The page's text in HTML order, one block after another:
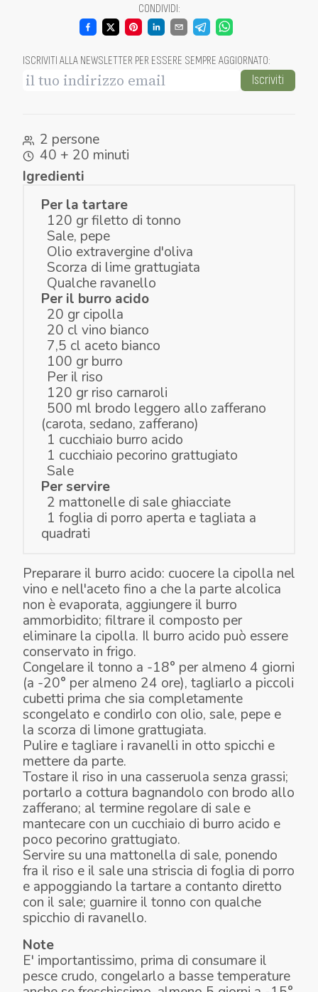
CONDIVIDI:
ISCRIVITI ALLA NEWSLETTER PER ESSERE SEMPRE AGGIORNATO:
Iscriviti
2 persone
40 + 20 minuti
Igredienti
Per la tartare
120 gr filetto di tonno
Sale, pepe
Olio extravergine d'oliva
Scorza di lime grattugiata
Qualche ravanello
Per il burro acido
20 gr cipolla
20 cl vino bianco
7,5 cl aceto bianco
100 gr burro
Per il riso
120 gr riso carnaroli
500 ml brodo leggero allo zafferano
(carota, sedano, zafferano)
1 cucchiaio burro acido
1 cucchiaio pecorino grattugiato
Sale
Per servire
2 mattonelle di sale ghiacciate
1 foglia di porro aperta e tagliata a
quadrati
Preparare il burro acido: cuocere la cipolla nel
vino e nell'aceto fino a che la parte alcolica
non è evaporata, aggiungere il burro
ammorbidito; filtrare il composto per
eliminare la cipolla. Il burro acido può essere
conservato in frigo.
Congelare il tonno a -18° per almeno 4 giorni
(a -20° per almeno 24 ore), tagliarlo a piccoli
cubetti prima che sia completamente
scongelato e condirlo con olio, sale, pepe e
la scorza di limone grattugiata.
Pulire e tagliare i ravanelli in otto spicchi e
mettere da parte.
Tostare il riso in una casseruola senza grassi;
portarlo a cottura bagnandolo con brodo allo
zafferano; al termine regolare di sale e
mantecare con un cucchiaio di burro acido e
poco pecorino grattugiato.
Servire su una mattonella di sale, ponendo
fra il riso e il sale una striscia di foglia di porro
e appoggiando la tartare a contanto diretto
con il sale; guarnire il tonno con qualche
spicchio di ravanello.
Note
E' importantissimo, prima di consumare il
pesce crudo, congelarlo a basse temperature